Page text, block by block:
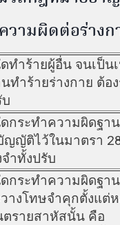
วามผิดต่อร่างก
ดทำร้ายผู้อื่น จนเป็
นทำร้ายร่างกาย ต้อ
ดกระทำความผิดฐา
ญัติไว้ในมาตรา
ำทั้งปรับ
ดกระทำความผิดฐา
วางโทษจำคุกตั้งแต่
ตรายสาหัสนั้น คือ